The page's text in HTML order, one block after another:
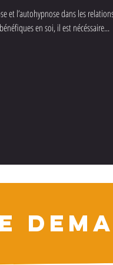
et l’autohypnose dans les
en soi, il est nécéssaire...